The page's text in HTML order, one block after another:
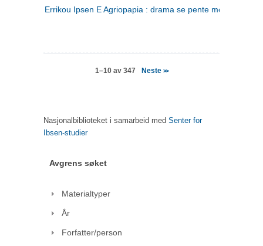
Errikou Ipsen E Agriopapia : drama se pente mere
1–10 av 347 Neste >>
Nasjonalbiblioteket i samarbeid med Senter for
Ibsen-studier
Avgrens søket
Materialtyper
År
Forfatter/person